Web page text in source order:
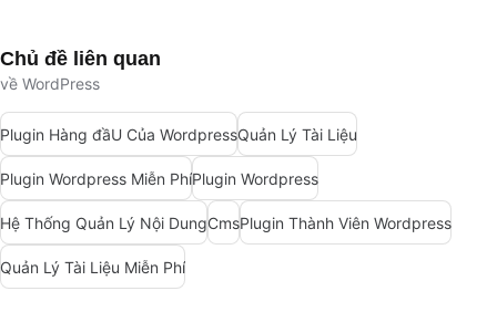
Chủ đề liên quan
về WordPress
Plugin Hàng đầU Của WordpressQuản Lý Tài Liệu
Plugin Wordpress Miễn PhíPlugin Wordpress
Hệ Thống Quản Lý Nội DungCmsPlugin Thành Viên Wordpress
Quản Lý Tài Liệu Miễn Phí